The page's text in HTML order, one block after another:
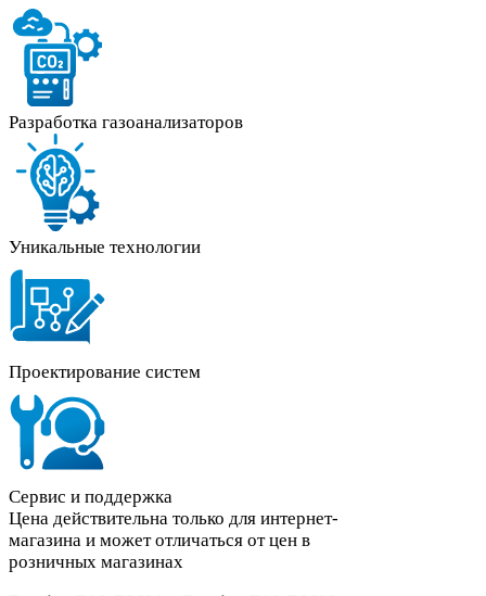
Разработка газоанализаторов
Уникальные технологии
Проектирование систем
Сервис и поддержка
Цена действительна только для интернет-
магазина и может отличаться от цен в
розничных магазинах